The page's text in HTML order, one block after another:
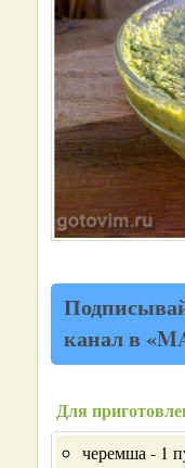
канал в
Для
черемша - 1